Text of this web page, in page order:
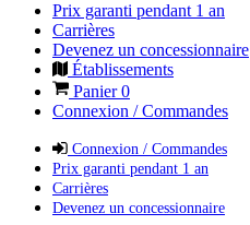
Prix garanti pendant 1 an
Carrières
Devenez un concessionnaire
Établissements
Panier0
Connexion / Commandes
Connexion / Commandes
Prix garanti pendant 1 an
Carrières
Devenez un concessionnaire